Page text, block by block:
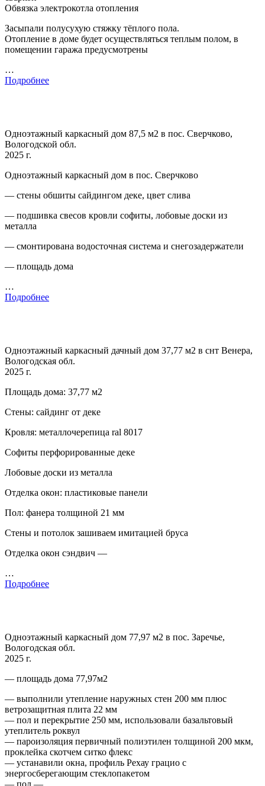
Обвязка электрокотла отопления
Засыпали полусухую стяжку тёплого пола.
Отопление в доме будет осуществляться теплым полом, в
помещении гаража предусмотрены
…
Подробнее
Одноэтажный каркасный дом 87,5 м2 в пос. Сверчково,
Вологодской обл.
2025 г.
Одноэтажный каркасный дом в пос. Сверчково
— стены обшиты сайдингом деке, цвет слива
— подшивка свесов кровли софиты, лобовые доски из
металла
— смонтирована водосточная система и снегозадержатели
— площадь дома
…
Подробнее
Одноэтажный каркасный дачный дом 37,77 м2 в снт Венера,
Вологодская обл.
2025 г.
Площадь дома: 37,77 м2
Стены: сайдинг от деке
Кровля: металлочерепица ral 8017
Софиты перфорированные деке
Лобовые доски из металла
Отделка окон: пластиковые панели
Пол: фанера толщиной 21 мм
Стены и потолок зашиваем имитацией бруса
Отделка окон сэндвич —
…
Подробнее
Одноэтажный каркасный дом 77,97 м2 в пос. Заречье,
Вологодская обл.
2025 г.
— площадь дома 77,97м2
— выполнили утепление наружных стен 200 мм плюс
ветрозащитная плита 22 мм
— пол и перекрытие 250 мм, использовали базальтовый
утеплитель роквул
— пароизоляция первичный полиэтилен толщиной 200 мкм,
проклейка скотчем ситко флекс
— устанавили окна, профиль Рехау грацио с
энергосберегающим стеклопакетом
— пол —